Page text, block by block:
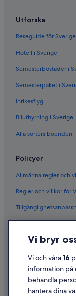
Utforska
Reseguide för Sverige
Hotell i Sverige
Semesterbostäder i
Semesterpaket i
Inrikesflyg
Biluthyrning i Sverige
Alla sorters boenden
Policyer
Allmänna regler och
Regler och villkor för
Cookies
Användarvillkor
Juridisk information/
Riktlinjer för innehåll
Vi bryr
Vi och våra16
information på
behandla
hantera dina